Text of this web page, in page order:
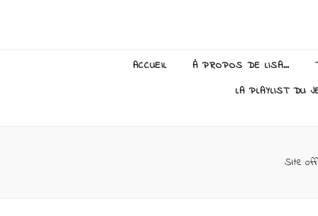
ACCUEIL À PROPOS DE LISA…
LA PLAYLIST DU
Site